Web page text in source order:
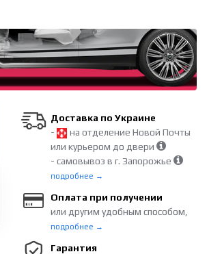
Доставка по Украине
-
на отделение Новой Почты
или курьером до двери
- самовывоз в г. Запорожье
подробнее →
Оплата при получении
или другим удобным способом,
подробнее →
Гарантия